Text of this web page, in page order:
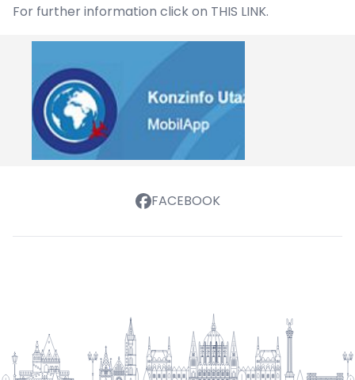
For further information click on THIS LINK.
FACEBOOK